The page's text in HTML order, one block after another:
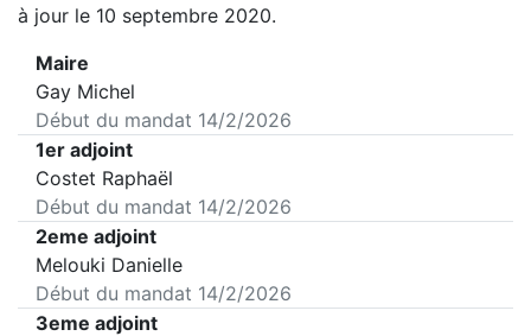
à jour le 10 septembre 2020.
Maire
Gay Michel
Début du mandat 14/2/2026
1er adjoint
Costet Raphaël
Début du mandat 14/2/2026
2eme adjoint
Melouki Danielle
Début du mandat 14/2/2026
3eme adjoint